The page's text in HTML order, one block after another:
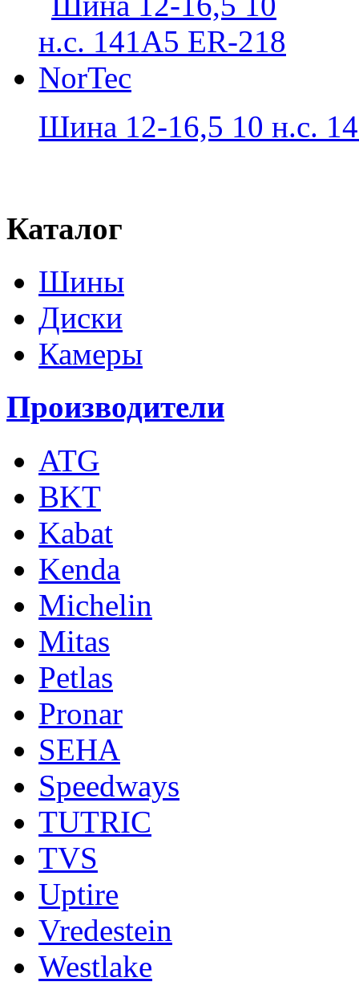
Шина 12-16,5 10 н.с.
Каталог
Шины
Диски
Камеры
Производители
ATG
BKT
Kabat
Kenda
Michelin
Mitas
Petlas
Pronar
SEHA
Speedways
TUTRIC
TVS
Uptire
Vredestein
Westlake